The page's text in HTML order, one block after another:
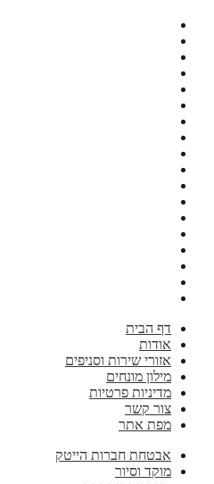
דף הבית
אודות
אזורי שירות וסניפים
מילון מונחים
מדיניות פרטיות
צור קשר
מפת אתר
אבטחת חברות הייטק
מוקד וסיור